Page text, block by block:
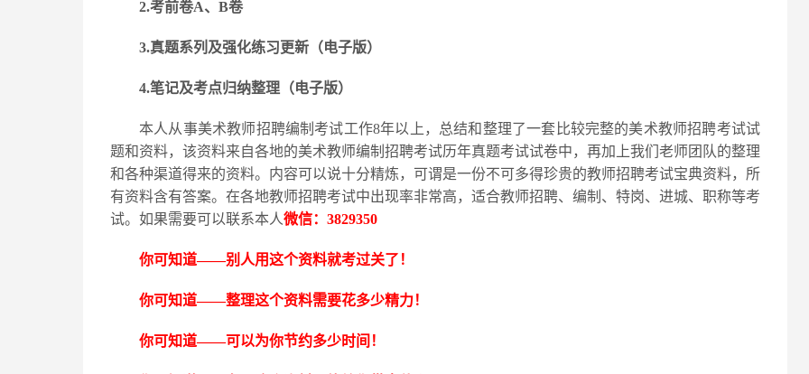
2.考前卷A、B卷
3.真题系列及强化练习更新 （电子版）
4.笔记及考点归纳整理（电子版）
本人从事美术教师招聘编制考试工作8年以上，总结和整理了一套比较完整的美术教师招聘考试试
题和资料，该资料来自各地的美术教师编制招聘考试历年真题考试试卷中，再加上我们老师团队的整理
和各种渠道得来的资料。内容可以说十分精炼，可谓是一份不可多得珍贵的教师招聘考试宝典资料，所
有资料含有答案。在各地教师招聘考试中出现率非常高，适合教师招聘、编制、特岗、进城、职称等考
试。如果需要可以联系本人微信： 3829350
你可知道——别人用这个资料就考过关了！
你可知道——整理这个资料需要花多少精力！
你可知道——可以为你节约多少时间！